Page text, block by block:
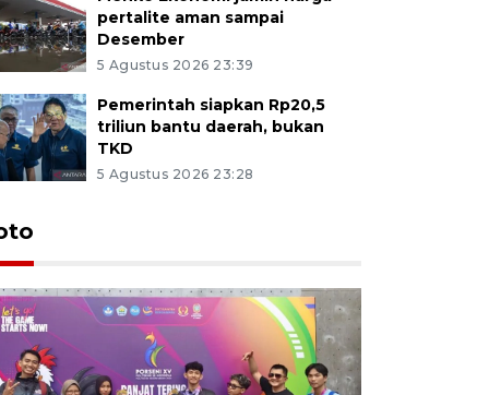
pertalite aman sampai
Desember
5 Agustus 2026 23:39
Pemerintah siapkan Rp20,5
triliun bantu daerah, bukan
TKD
5 Agustus 2026 23:28